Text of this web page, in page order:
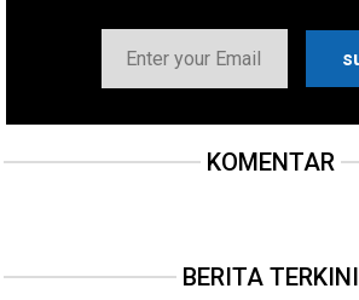
KOMENTAR
BERITA TERKINI